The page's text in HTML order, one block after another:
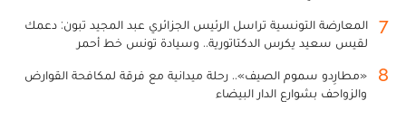
7
المعارضة التونسية تراسل الرئيس الجزائري عبد المجيد تبون: دعمك
لقيس سعيد يكرس الدكتاتورية.. وسيادة تونس خط أحمر
8
«مطارِدو سموم الصيف».. رحلة ميدانية مع فرقة لمكافحة القوارض
والزواحف بشوارع الدار البيضاء